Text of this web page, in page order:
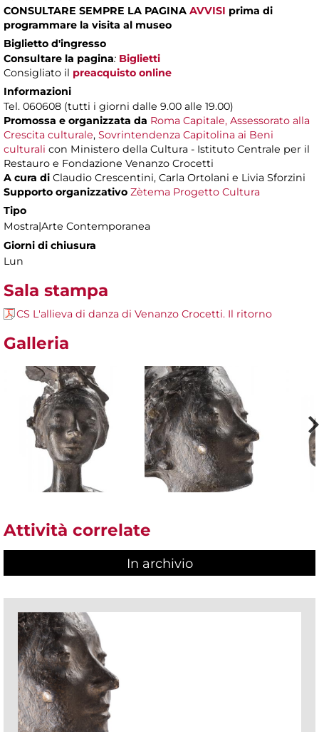
CONSULTARE SEMPRE LA PAGINA AVVISI prima di
programmare la visita al museo
Biglietto d'ingresso
Consultare la pagina: Biglietti
Consigliato il preacquisto online
Informazioni
Tel. 060608 (tutti i giorni dalle 9.00 alle 19.00)
Promossa e organizzata da Roma Capitale, Assessorato alla
Crescita culturale, Sovrintendenza Capitolina ai Beni
culturali con Ministero della Cultura - Istituto Centrale per il
Restauro e Fondazione Venanzo Crocetti
A cura di Claudio Crescentini, Carla Ortolani e Livia Sforzini
Supporto organizzativo Zètema Progetto Cultura
Tipo
Mostra|Arte Contemporanea
Giorni di chiusura
Lun
Sala stampa
CS L'allieva di danza di Venanzo Crocetti. Il ritorno
Galleria
Attività correlate
In archivio